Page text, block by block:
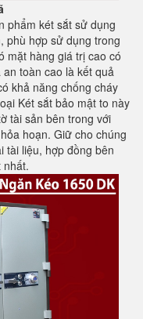
phẩm két sắt sử dụng
phù hợp sử dụng trong
mặt hàng giá trị cao có
toàn cao là kết quả
khả năng chống cháy
Két sắt bảo mật to này
tài sản bên trong với
hoạn. Giữ cho chúng
tài liệu, hợp đồng bên
nhất.